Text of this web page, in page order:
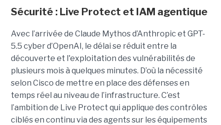
Sécurité : Live Protect et IAM agentique
Avec l’arrivée de Claude Mythos d’Anthropic et GPT-
5.5 cyber d’OpenAI, le délai se réduit entre la
découverte et l'exploitation des vulnérabilités de
plusieurs mois à quelques minutes. D’où la nécessité
selon Cisco de mettre en place des défenses en
temps réel au niveau de l’infrastructure. C’est
l’ambition de Live Protect qui applique des contrôles
ciblés en continu via des agents sur les équipements